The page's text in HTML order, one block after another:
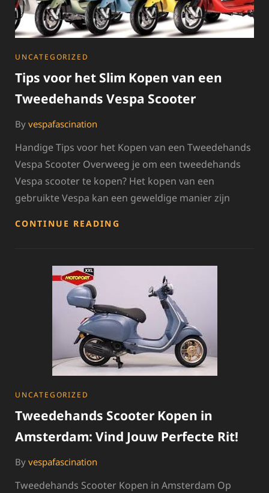
CATEGORIES
UNCATEGORIZED
Tips voor het Slim Kopen van een
Tweedehands Vespa Scooter
By vespafascination
Handige Tips voor het Kopen van een Tweedehands
Vespa Scooter Overweeg je om een tweedehands
Vespa scooter te kopen? Het kopen van een
gebruikte Vespa kan een geweldige manier zijn
CONTINUE READING
TWEEDEHANDS
VESPA
SCOOTER
CATEGORIES
UNCATEGORIZED
Tweedehands Scooter Kopen in
Amsterdam: Vind Jouw Perfecte Rit!
By vespafascination
Tweedehands Scooter Kopen in Amsterdam Op